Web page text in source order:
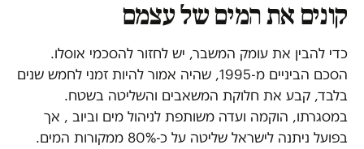
קונים את המים של עצמם
כדי להבין את עומק המשבר, יש לחזור להסכמי אוסלו.
הסכם הביניים מ-1995, שהיה אמור להיות זמני לחמש שנים
בלבד, קבע את חלוקת המשאבים והשליטה בשטח.
במסגרתו, הוקמה ועדה משותפת לניהול מים וביוב , אך
בפועל ניתנה לישראל שליטה על כ-80% ממקורות המים.